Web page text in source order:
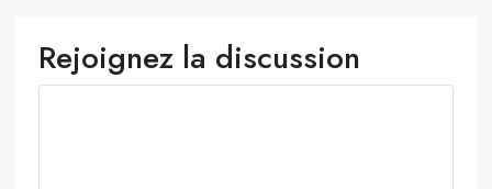
Rejoignez la discussion